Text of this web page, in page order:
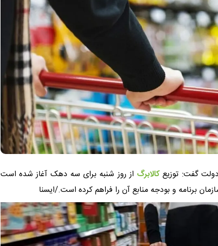
گفت: توزیعکالابرگ از روز شنبه برای سه دهک آغاز شده است